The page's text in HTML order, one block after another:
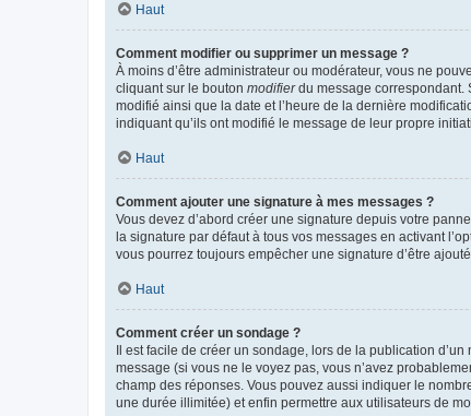
Haut
Comment modifier ou supprimer un message ?
À moins d’être administrateur ou modérateur, vous ne
cliquant sur le bouton modifierdu message correspondant.
modifié ainsi que la date et l’heure de la dernière
indiquant qu’ils ont modifié le message de leur propre
Haut
Comment ajouter une signature à mes messages ?
Vous devez d’abord créer une signature depuis votre
la signature par défaut à tous vos messages en activant
vous pourrez toujours empêcher une signature d’être
Haut
Comment créer un sondage ?
Il est facile de créer un sondage, lors de la publication
message (si vous ne le voyez pas, vous n’avez
champ des réponses. Vous pouvez aussi indiquer le
une durée illimitée) et enfin permettre aux utilisateurs de